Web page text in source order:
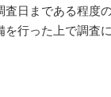
日まである程度
行った上で調査